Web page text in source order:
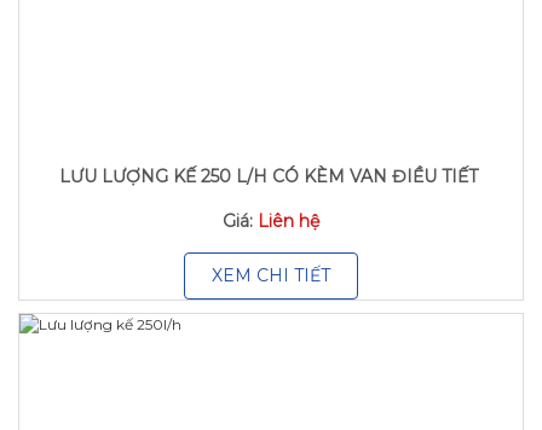
LƯU LƯỢNG KẾ 250 L/H CÓ KÈM VAN ĐIỀU TIẾT
Giá: Liên hệ
XEM CHI TIẾT